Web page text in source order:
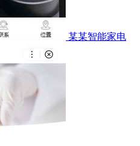
某某智能家电